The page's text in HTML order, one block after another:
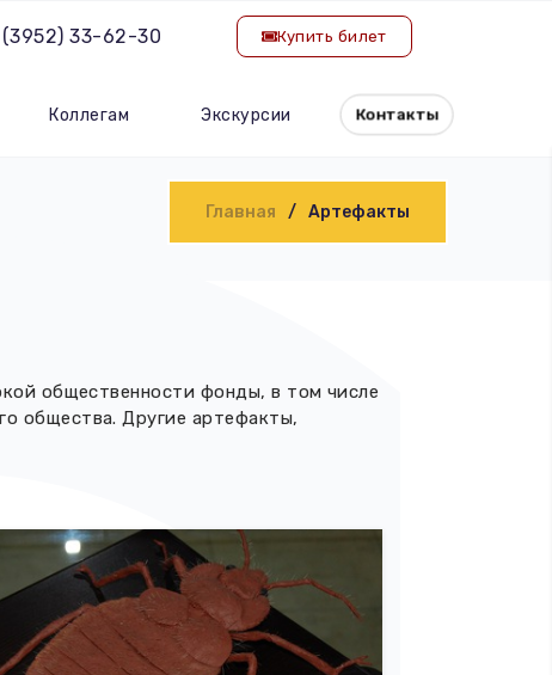
33-62-30 Купить билет
Коллегам Экскурсии Контакты
Главная Артефакты
общественности фонды, в том числе
общества. Другие артефакты,